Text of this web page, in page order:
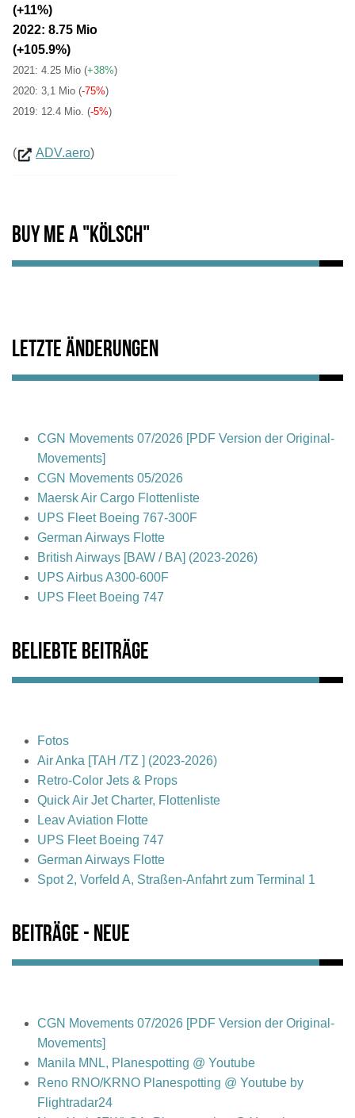
(+11%)
2022: 8.75 Mio
(+105.9%)
2021: 4.25 Mio (+38%)
2020: 3,1 Mio (-75%)
2019: 12.4 Mio. (-5%)
( ADV.aero)
Buy me a "Kölsch"
Letzte Änderungen
CGN Movements 07/2026 [PDF Version der Original-
Movements]
CGN Movements 05/2026
Maersk Air Cargo Flottenliste
UPS Fleet Boeing 767-300F
German Airways Flotte
British Airways [BAW / BA] (2023-2026)
UPS Airbus A300-600F
UPS Fleet Boeing 747
Beliebte Beiträge
Fotos
Air Anka [TAH /TZ ] (2023-2026)
Retro-Color Jets & Props
Quick Air Jet Charter, Flottenliste
Leav Aviation Flotte
UPS Fleet Boeing 747
German Airways Flotte
Spot 2, Vorfeld A, Straßen-Anfahrt zum Terminal 1
Beiträge - Neue
CGN Movements 07/2026 [PDF Version der Original-
Movements]
Manila MNL, Planespotting @ Youtube
Reno RNO/KRNO Planespotting @ Youtube by
Flightradar24